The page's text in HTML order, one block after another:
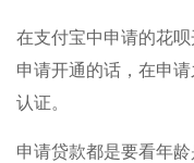
在支付宝中申请的花
申请开通的话，在申
认证。
申请贷款都是要看年